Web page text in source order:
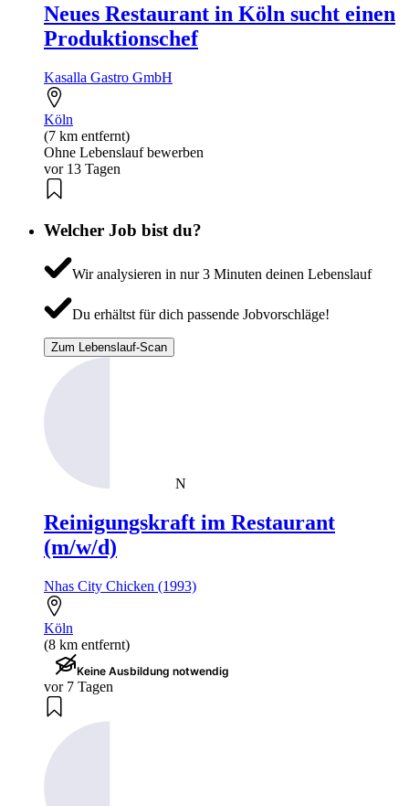
Neues Restaurant in Köln sucht einen
Produktionschef
Kasalla Gastro GmbH
Köln
(7 km entfernt)
Ohne Lebenslauf bewerben
vor 13 Tagen
Welcher Job bist du?
Wir analysieren in nur 3 Minuten deinen Lebenslauf
Du erhältst für dich passende Jobvorschläge!
Zum Lebenslauf-Scan
N
Reinigungskraft im Restaurant
(m/w/d)
Nhas City Chicken (1993)
Köln
(8 km entfernt)
Keine Ausbildung notwendig
vor 7 Tagen